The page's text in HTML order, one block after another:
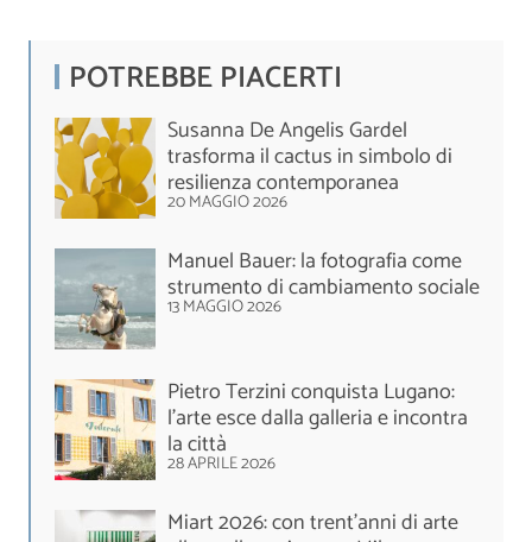
POTREBBE PIACERTI
Susanna De Angelis Gardel
trasforma il cactus in simbolo di
resilienza contemporanea
20 MAGGIO 2026
Manuel Bauer: la fotografia come
strumento di cambiamento sociale
13 MAGGIO 2026
Pietro Terzini conquista Lugano:
l’arte esce dalla galleria e incontra
la città
28 APRILE 2026
Miart 2026: con trent’anni di arte